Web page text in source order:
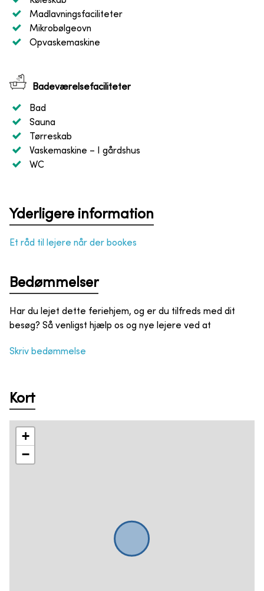
Madlavningsfaciliteter
Mikrobølgeovn
Opvaskemaskine
Badeværelsefaciliteter
Bad
Sauna
Tørreskab
Vaskemaskine – I gårdshus
WC
Yderligere information
Et råd til lejere når der bookes
Bedømmelser
Har du lejet dette feriehjem, og er du tilfreds med dit
besøg? Så venligst hjælp os og nye lejere ved at
Skriv bedømmelse
Kort
+
−